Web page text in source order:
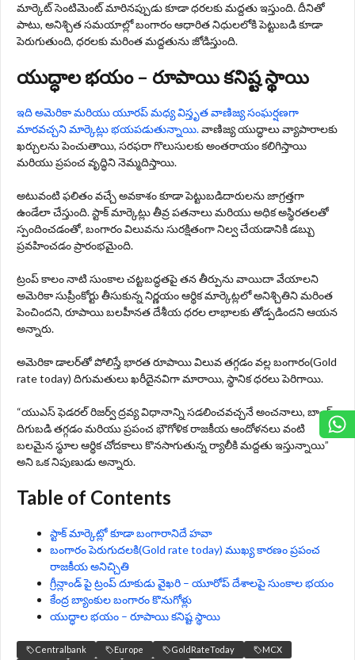
మార్కెట్ సెంటిమెంట్ మారినప్పుడు కూడా ధరలకు మద్దతు ఇస్తుంది. దీనితో
పాటు, అనిశ్చిత సమయాల్లో బంగారం ఆధారిత నిధులలోకి పెట్టుబడి కూడా
పెరుగుతుంది, ధరలకు మరింత మద్దతును జోడిస్తుంది.
యుద్ధాల భయం – రూపాయి కనిష్ట స్థాయి
ఇది అమెరికా మరియు యూరప్ మధ్య విస్తృత వాణిజ్య సంఘర్షణగా
మారవచ్చని మార్కెట్లు భయపడుతున్నాయి.వాణిజ్య యుద్ధాలు వ్యాపారాలకు
ఖర్చులను పెంచుతాయి, సరఫరా గొలుసులకు అంతరాయం కలిగిస్తాయి
మరియు ప్రపంచ వృద్ధిని నెమ్మదిస్తాయి.
అటువంటి ఫలితం వచ్చే అవకాశం కూడా పెట్టుబడిదారులను జాగ్రత్తగా
ఉండేలా చేస్తుంది. స్టాక్ మార్కెట్లు తీవ్ర పతనాలు మరియు అధిక అస్థిరతలతో
స్పందించడంతో, బంగారం విలువను సురక్షితంగా నిల్వ చేయడానికి డబ్బు
ప్రవహించడం ప్రారంభమైంది.
ట్రంప్ కాలం నాటి సుంకాల చట్టబద్ధతపై తన తీర్పును వాయిదా వేయాలని
అమెరికా సుప్రీంకోర్టు తీసుకున్న నిర్ణయం ఆర్థిక మార్కెట్లలో అనిశ్చితిని మరింత
పెంచిందని, రూపాయి బలహీనత దేశీయ ధరల లాభాలకు తోడ్పడిందని ఆయన
అన్నారు.
అమెరికా డాలర్‌తో పోలిస్తే భారత రూపాయి విలువ తగ్గడం వల్ల బంగారం(Gold
rate today) దిగుమతులు ఖరీదైనవిగా మారాయి, స్థానిక ధరలు పెరిగాయి.
“యుఎస్ ఫెడరల్ రిజర్వ్ ద్రవ్య విధానాన్ని సడలించవచ్చనే అంచనాలు, బాండ్
దిగుబడి తగ్గడం మరియు ప్రపంచ భౌగోళిక రాజకీయ ఆందోళనలు వంటి
బలమైన స్థూల ఆర్థిక చోదకాలు కొనసాగుతున్న ర్యాలీకి మద్దతు ఇస్తున్నాయి”
అని ఒక నిపుణుడు అన్నారు.
Table of Contents
స్టాక్ మార్కెట్లో కూడా బంగారానిదే హవా
బంగారం పెరుగుదలకి(Gold rate today) ముఖ్య కారణం ప్రపంచ
రాజకీయ అనిచ్చితి
గ్రీన్లాండ్ పై ట్రంప్ దూకుడు వైఖరి – యూరోప్ దేశాలపై సుంకాల భయం
కేంద్ర బ్యాంకుల బంగారం కొనుగోళ్లు
యుద్ధాల భయం – రూపాయి కనిష్ట స్థాయి
Centralbank Europe GoldRateToday MCX